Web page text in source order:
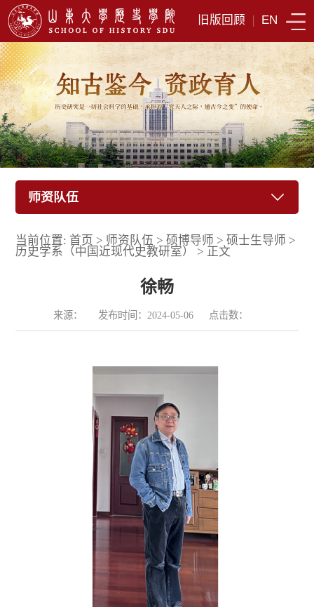
旧版回顾 | EN
师资队伍
当前位置: 首页 > 师资队伍 >硕博导师 >硕士生导师 >
历史学系（中国近现代史教研室）
> 正文
徐畅
来源： 发布时间：2024-05-06 点击数：